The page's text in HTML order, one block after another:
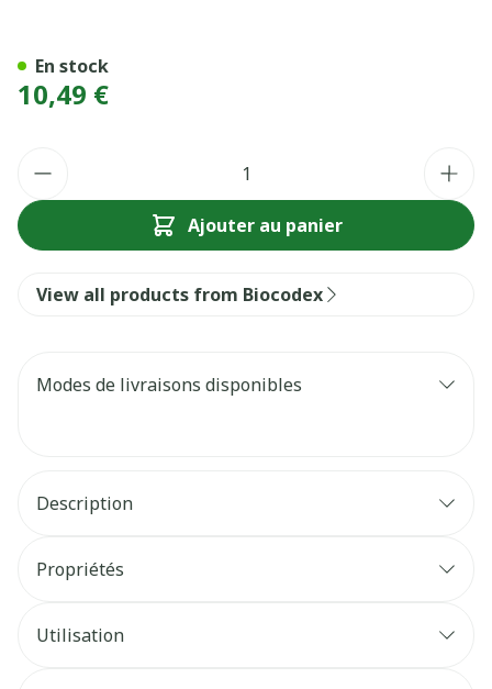
10,49 €
Ajouter au panier
En stock
View all products from Biocodex
Modes de livraisons disponibles
Description
Propriétés
Utilisation